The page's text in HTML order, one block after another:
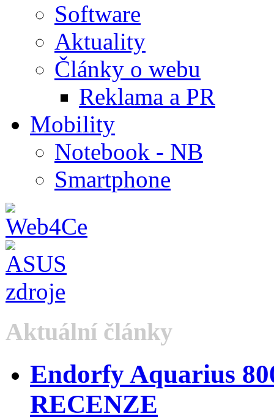
Software
Aktuality
Články o webu
Reklama a PR
Mobility
Notebook - NB
Smartphone
Aktuální články
Endorfy Aquarius
RECENZE